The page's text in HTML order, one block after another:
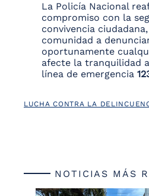
La Policía Nacional
compromiso con la
convivencia
comunidad a
oportunamente
afecte la tranquilidad
línea de emergencia
LUCHA CONTRA LA
NOTICIAS MÁS